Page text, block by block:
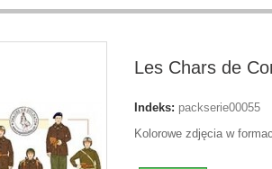
Les Chars de
Indeks: packserie00055
Kolorowe zdjęcia w